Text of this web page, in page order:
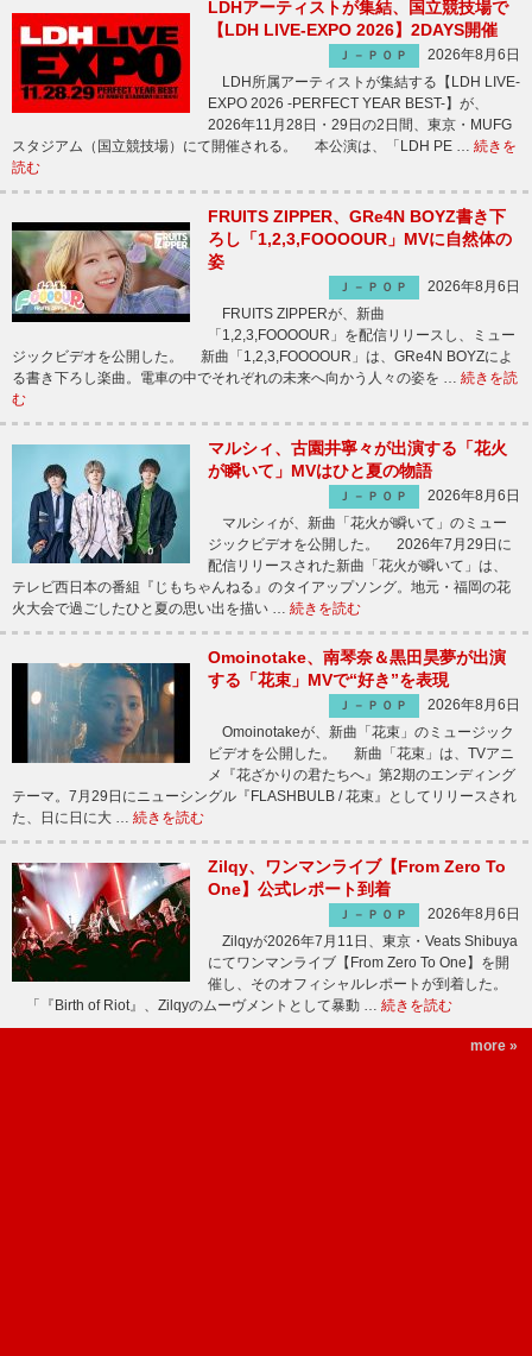
LDHアーティストが集結、国立競技場で
【LDH LIVE-EXPO 2026】2DAYS開催
Ｊ－ＰＯＰ
2026年8月6日
LDH所属アーティストが集結する【LDH LIVE-
EXPO 2026 -PERFECT YEAR BEST-】が、
2026年11月28日・29日の2日間、東京・MUFG
スタジアム（国立競技場）にて開催される。 本公演は、「LDH PE … 続きを
読む
FRUITS ZIPPER、GRe4N BOYZ書き下
ろし「1,2,3,FOOOOUR」MVに自然体の
姿
Ｊ－ＰＯＰ
2026年8月6日
FRUITS ZIPPERが、新曲
「1,2,3,FOOOOUR」を配信リリースし、ミュー
ジックビデオを公開した。 新曲「1,2,3,FOOOOUR」は、GRe4N BOYZによ
る書き下ろし楽曲。電車の中でそれぞれの未来へ向かう人々の姿を … 続きを読
む
マルシィ、古園井寧々が出演する「花火
が瞬いて」MVはひと夏の物語
Ｊ－ＰＯＰ
2026年8月6日
マルシィが、新曲「花火が瞬いて」のミュー
ジックビデオを公開した。 2026年7月29日に
配信リリースされた新曲「花火が瞬いて」は、
テレビ西日本の番組『じもちゃんねる』のタイアップソング。地元・福岡の花
火大会で過ごしたひと夏の思い出を描い … 続きを読む
Omoinotake、南琴奈＆黒田昊夢が出演
する「花束」MVで“好き”を表現
Ｊ－ＰＯＰ
2026年8月6日
Omoinotakeが、新曲「花束」のミュージック
ビデオを公開した。 新曲「花束」は、TVアニ
メ『花ざかりの君たちへ』第2期のエンディング
テーマ。7月29日にニューシングル『FLASHBULB / 花束』としてリリースされ
た、日に日に大 … 続きを読む
Zilqy、ワンマンライブ【From Zero To
One】公式レポート到着
Ｊ－ＰＯＰ
2026年8月6日
Zilqyが2026年7月11日、東京・Veats Shibuya
にてワンマンライブ【From Zero To One】を開
催し、そのオフィシャルレポートが到着した。
「『Birth of Riot』、Zilqyのムーヴメントとして暴動 … 続きを読む
more »